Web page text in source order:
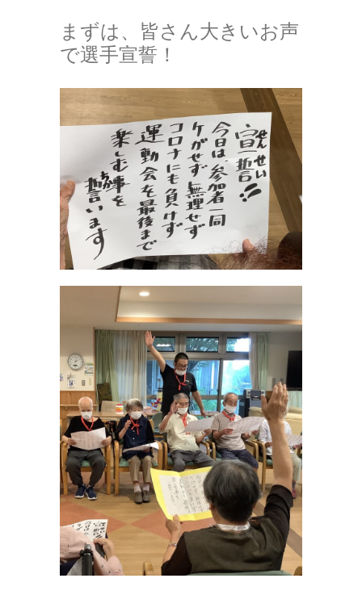
まずは、皆さん大きいお声
で選手宣誓！